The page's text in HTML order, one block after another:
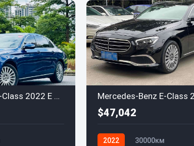
Mercedes-Benz E-Class 2022 E 300 L Luxury
$47,042
2022 30000км